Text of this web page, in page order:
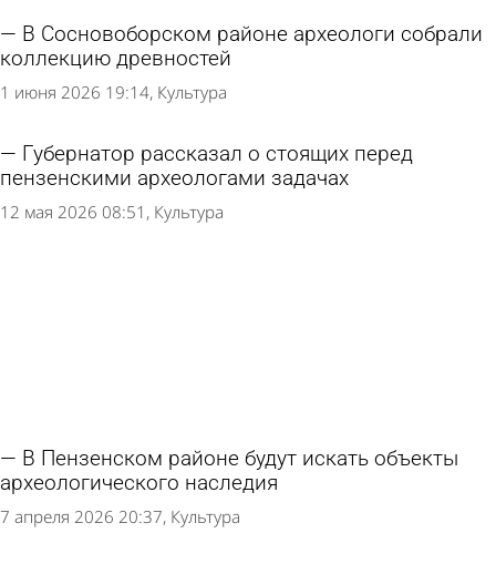
В Сосновоборском районе археологи собрали
коллекцию древностей
1 июня 2026 19:14 Культура
Губернатор рассказал о стоящих перед
пензенскими археологами задачах
12 мая 2026 08:51 Культура
В Пензенском районе будут искать объекты
археологического наследия
7 апреля 2026 20:37 Культура